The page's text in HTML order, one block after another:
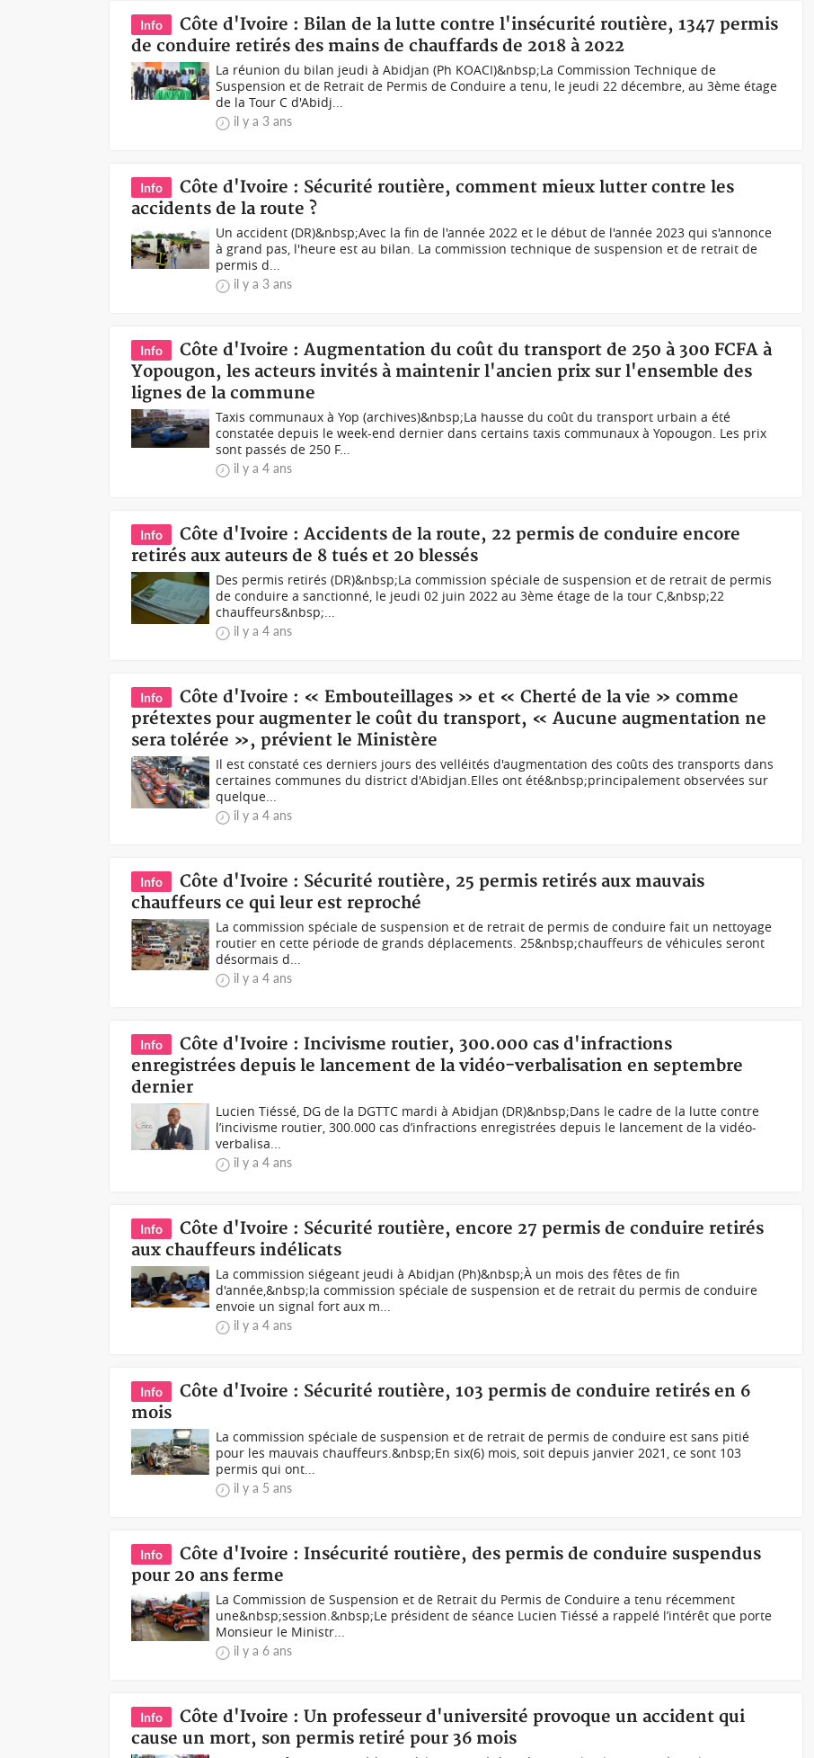
Info
Côte d'Ivoire : Bilan de la lutte contre l'insécurité routière, 1347 permis
de conduire retirés des mains de chauffards de 2018 à 2022
La réunion du bilan jeudi à Abidjan (Ph KOACI)&nbsp;La Commission Technique de
Suspension et de Retrait de Permis de Conduire a tenu, le jeudi 22 décembre, au 3ème étage
de la Tour C d'Abidj...
il y a 3 ans
Info
Côte d'Ivoire : Sécurité routière, comment mieux lutter contre les
accidents de la route ?
Un accident (DR)&nbsp;Avec la fin de l'année 2022 et le début de l'année 2023 qui s'annonce
à grand pas, l'heure est au bilan. La commission technique de suspension et de retrait de
permis d...
il y a 3 ans
Info
Côte d'Ivoire : Augmentation du coût du transport de 250 à 300 FCFA à
Yopougon, les acteurs invités à maintenir l'ancien prix sur l'ensemble des
lignes de la commune
Taxis communaux à Yop (archives)&nbsp;La hausse du coût du transport urbain a été
constatée depuis le week-end dernier dans certains taxis communaux à Yopougon. Les prix
sont passés de 250 F...
il y a 4 ans
Info
Côte d'Ivoire : Accidents de la route, 22 permis de conduire encore
retirés aux auteurs de 8 tués et 20 blessés
Des permis retirés (DR)&nbsp;La commission spéciale de suspension et de retrait de permis
de conduire a sanctionné, le jeudi 02 juin 2022 au 3ème étage de la tour C,&nbsp;22
chauffeurs&nbsp;...
il y a 4 ans
Info
Côte d'Ivoire : « Embouteillages » et « Cherté de la vie » comme
prétextes pour augmenter le coût du transport, « Aucune augmentation ne
sera tolérée », prévient le Ministère
Il est constaté ces derniers jours des velléités d'augmentation des coûts des transports dans
certaines communes du district d'Abidjan.Elles ont été&nbsp;principalement observées sur
quelque...
il y a 4 ans
Info
Côte d'Ivoire : Sécurité routière, 25 permis retirés aux mauvais
chauffeurs ce qui leur est reproché
La commission spéciale de suspension et de retrait de permis de conduire fait un nettoyage
routier en cette période de grands déplacements. 25&nbsp;chauffeurs de véhicules seront
désormais d...
il y a 4 ans
Info
Côte d'Ivoire : Incivisme routier, 300.000 cas d'infractions
enregistrées depuis le lancement de la vidéo-verbalisation en septembre
dernier
Lucien Tiéssé, DG de la DGTTC mardi à Abidjan (DR)&nbsp;Dans le cadre de la lutte contre
l’incivisme routier, 300.000 cas d’infractions enregistrées depuis le lancement de la vidéo-
verbalisa...
il y a 4 ans
Info
Côte d'Ivoire : Sécurité routière, encore 27 permis de conduire retirés
aux chauffeurs indélicats
La commission siégeant jeudi à Abidjan (Ph)&nbsp;À un mois des fêtes de fin
d'année,&nbsp;la commission spéciale de suspension et de retrait du permis de conduire
envoie un signal fort aux m...
il y a 4 ans
Info
Côte d'Ivoire : Sécurité routière, 103 permis de conduire retirés en 6
mois
La commission spéciale de suspension et de retrait de permis de conduire est sans pitié
pour les mauvais chauffeurs.&nbsp;En six(6) mois, soit depuis janvier 2021, ce sont 103
permis qui ont...
il y a 5 ans
Info
Côte d'Ivoire : Insécurité routière, des permis de conduire suspendus
pour 20 ans ferme
La Commission de Suspension et de Retrait du Permis de Conduire a tenu récemment
une&nbsp;session.&nbsp;Le président de séance Lucien Tiéssé a rappelé l’intérêt que porte
Monsieur le Ministr...
il y a 6 ans
Info
Côte d'Ivoire : Un professeur d'université provoque un accident qui
cause un mort, son permis retiré pour 36 mois